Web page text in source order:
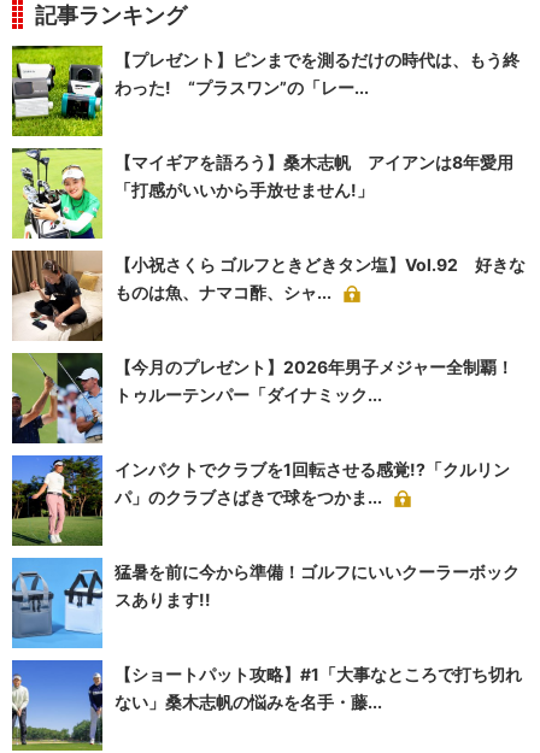
記事ランキング
【プレゼント】ピンまでを測るだけの時代は、もう終
わった! “プラスワン”の「レー...
【マイギアを語ろう】桑木志帆 アイアンは8年愛用
「打感がいいから手放せません!」
【小祝さくら ゴルフときどきタン塩】Vol.92 好きな
ものは魚、ナマコ酢、シャ...
【今月のプレゼント】2026年男子メジャー全制覇！
トゥルーテンパー「ダイナミック...
インパクトでクラブを1回転させる感覚!?「クルリン
パ」のクラブさばきで球をつかま...
猛暑を前に今から準備！ゴルフにいいクーラーボック
スあります!!
【ショートパット攻略】#1「大事なところで打ち切れ
ない」桑木志帆の悩みを名手・藤...